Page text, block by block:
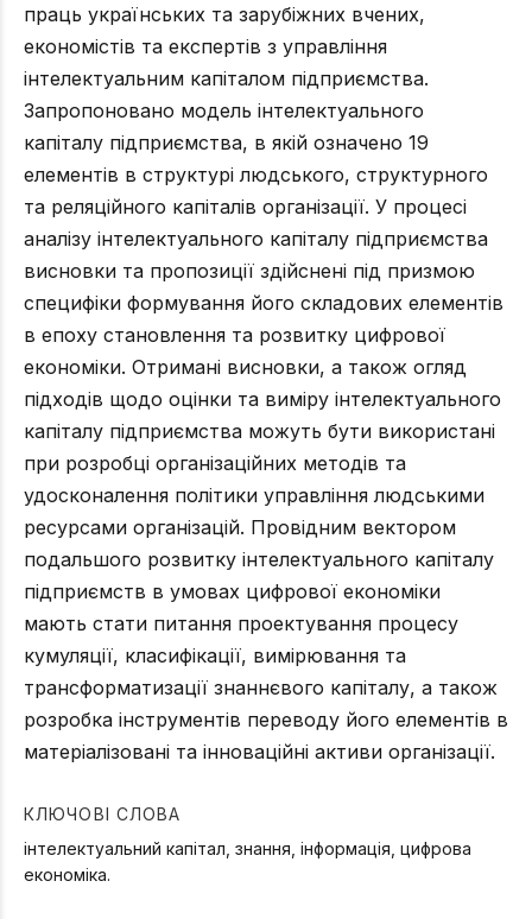
праць українських та зарубіжних вчених,
економістів та експертів з управління
інтелектуальним капіталом підприємства.
Запропоновано модель інтелектуального
капіталу підприємства, в якій означено 19
елементів в структурі людського, структурного
та реляційного капіталів організації. У процесі
аналізу інтелектуального капіталу підприємства
висновки та пропозиції здійснені під призмою
специфіки формування його складових елементів
в епоху становлення та розвитку цифрової
економіки. Отримані висновки, а також огляд
підходів щодо оцінки та виміру інтелектуального
капіталу підприємства можуть бути використані
при розробці організаційних методів та
удосконалення політики управління людськими
ресурсами організацій. Провідним вектором
подальшого розвитку інтелектуального капіталу
підприємств в умовах цифрової економіки
мають стати питання проектування процесу
кумуляції, класифікації, вимірювання та
трансформатизації знаннєвого капіталу, а також
розробка інструментів переводу його елементів в
матеріалізовані та інноваційні активи організації.
КЛЮЧОВІ СЛОВА
інтелектуальний капітал, знання, інформація, цифрова
економіка.